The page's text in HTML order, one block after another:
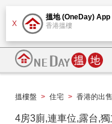
X
搵地 (OneDay) App
香港搵樓
搵樓盤 > 住宅 > 香港的出
4房3廁,連車位,露台,